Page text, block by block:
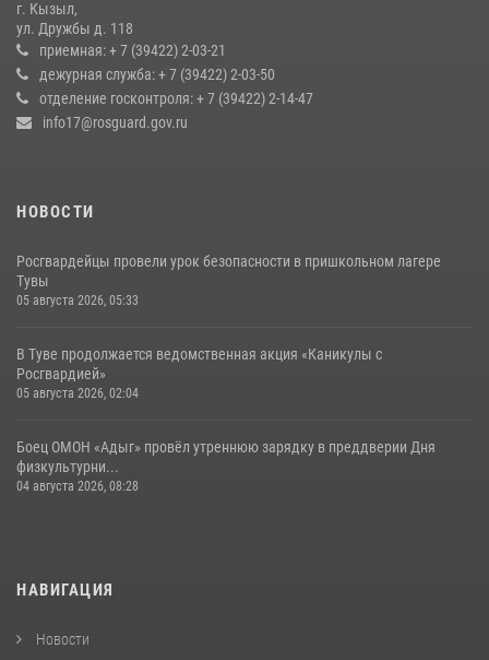
Росгвардия обеспечила общественную безопасность во время
праздника Наадым-2026 в Туве
27 июля 2026, 07:56 3
г. Кызыл,
ул. Дружбы д. 118
приемная: + 7 (39422) 2-03-21
дежурная служба: + 7 (39422) 2-03-50
отделение госконтроля: + 7 (39422) 2-14-47
info17@rosguard.gov.ru
НОВОСТИ
Росгвардейцы провели урок безопасности в пришкольном лагере
Тувы
05 августа 2026, 05:33
В Туве продолжается ведомственная акция «Каникулы с
Росгвардией»
05 августа 2026, 02:04
Боец ОМОН «Адыг» провёл утреннюю зарядку в преддверии Дня
физкультурни...
04 августа 2026, 08:28
НАВИГАЦИЯ
Новости